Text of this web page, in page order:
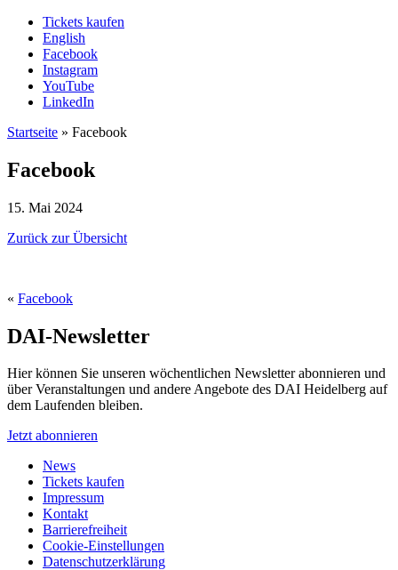
Tickets kaufen
English
Facebook
Instagram
YouTube
LinkedIn
Startseite » Facebook
Facebook
15. Mai 2024
Zurück zur Übersicht
« Facebook
DAI-Newsletter
Hier können Sie unseren wöchentlichen Newsletter abonnieren und
über Veranstaltungen und andere Angebote des DAI Heidelberg auf
dem Laufenden bleiben.
Jetzt abonnieren
News
Tickets kaufen
Impressum
Kontakt
Barrierefreiheit
Cookie-Einstellungen
Datenschutzerklärung